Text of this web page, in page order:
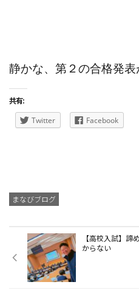
静かな、第２の合格発表
共有:
Twitter
Facebook
まなびブログ
【高校入試】諦
からない